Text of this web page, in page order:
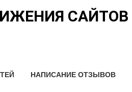
САЙТОВ
НАПИСАНИЕ ОТЗЫВОВ